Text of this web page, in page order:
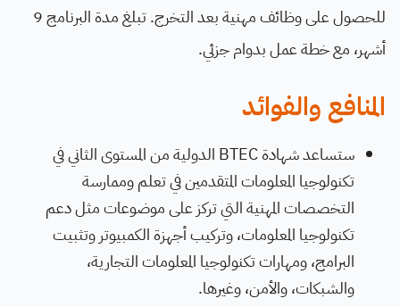
للحصول على وظائف مهنية بعد التخرج. تبلغ مدة البرنامج 9
أشهر، مع خطة عمل بدوام جزئي.
المنافع والفوائد
ستساعد شهادة BTEC الدولية من المستوى الثاني في
تكنولوجيا المعلومات المتقدمين في تعلم وممارسة
التخصصات المهنية التي تركز على موضوعات مثل دعم
تكنولوجيا المعلومات، وتركيب أجهزة الكمبيوتر وتثبيت
البرامج، ومهارات تكنولوجيا المعلومات التجارية،
والشبكات، والأمن، وغيرها.